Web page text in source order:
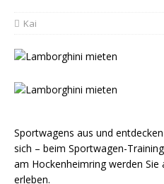
Kai
Sportwagens aus und
sich – beim Sportwagen-
am Hockenheimring werden
erleben.